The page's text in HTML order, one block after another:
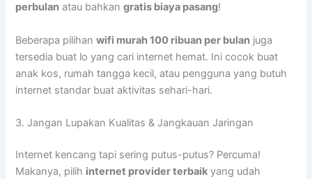
perbulan atau bahkangratis biaya pasang!
Beberapa pilihanwifi murah 100 ribuan per bulan juga
tersedia buat lo yang cari internet hemat. Ini cocok buat
anak kos, rumah tangga kecil, atau pengguna yang butuh
internet standar buat aktivitas sehari-hari.
3. Jangan Lupakan Kualitas & Jangkauan Jaringan
Internet kencang tapi sering putus-putus? Percuma!
Makanya, pilih internet provider terbaik yang udah